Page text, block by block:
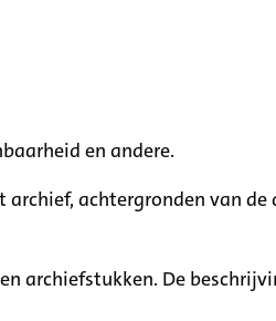
en andere.
achtergronden van
archiefstukken. De